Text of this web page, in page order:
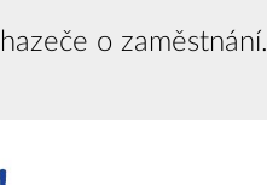
o zaměstnání.